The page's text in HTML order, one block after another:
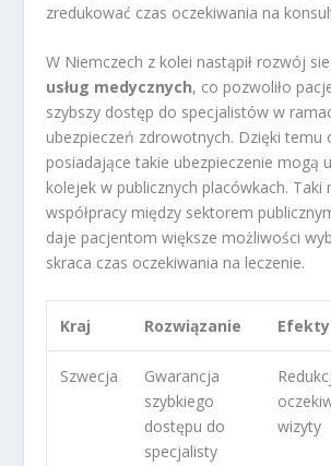
zredukować czas oczekiwania na
W Niemczech z kolei nastąpił rozwój
usług medycznych, co pozwoliło
szybszy dostęp do specjalistów w
ubezpieczeń zdrowotnych. Dzięki temu
posiadające takie ubezpieczenie mogą
kolejek w publicznych placówkach. Taki
współpracy między sektorem
daje pacjentom większe możliwości
skraca czas oczekiwania na leczenie.
Kraj Rozwiązanie Efekty
Szwecja
Gwarancja
szybkiego
dostępu do
specjalisty
wizyty